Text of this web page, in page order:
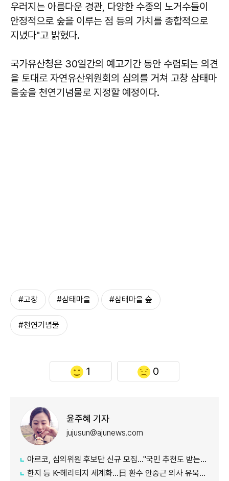
우러지는 아름다운 경관, 다양한 수종의 노거수들이
안정적으로 숲을 이루는 점 등의 가치를 종합적으로
지녔다"고 밝혔다.
국가유산청은 30일간의 예고기간 동안 수렴되는 의견
을 토대로 자연유산위원회의 심의를 거쳐 고창 삼태마
을숲을 천연기념물로 지정할 예정이다.
#고창 #삼태마을 #삼태마을 숲
#천연기념물
1 0
윤주혜 기자
jujusun@ajunews.com
아르코, 심의위원 후보단 신규 모집…"국민 추천도 받는다"
한지 등 K-헤리티지 세계화…日 환수 안중근 의사 유묵도 공개